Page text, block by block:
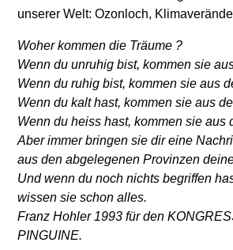
unserer Welt: Ozonloch,
Woher kommen die Träume ?
Wenn du unruhig bist, kommen sie
Wenn du ruhig bist, kommen sie aus
Wenn du kalt hast, kommen sie aus
Wenn du heiss hast, kommen sie aus
Aber immer bringen sie dir eine
aus den abgelegenen Provinzen
Und wenn du noch nichts begriffen
wissen sie schon alles.
Franz Hohler 1993 für den
PINGUINE.